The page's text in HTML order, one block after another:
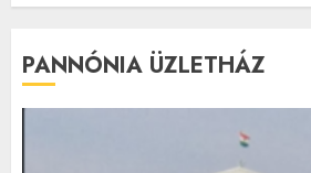
PANNÓNIA ÜZLETHÁZ